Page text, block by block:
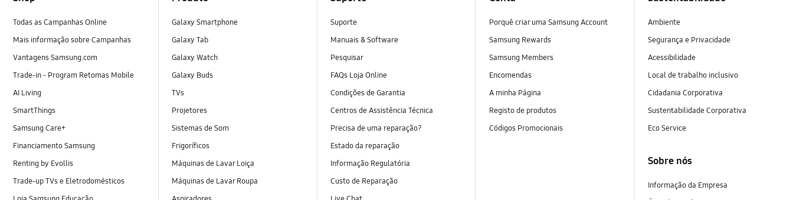
Todas as Campanhas Online
Mais informação sobre Campanhas
Vantagens Samsung.com
Trade-in - Program Retomas Mobile
AI Living
SmartThings
Samsung Care+
Financiamento Samsung
Renting by Evollis
Trade-up TVs e Eletrodomésticos
Galaxy Smartphone
Galaxy Tab
Galaxy Watch
Galaxy Buds
TVs
Projetores
Sistemas de Som
Frigoríficos
Máquinas de Lavar Loiça
Máquinas de Lavar Roupa
Suporte
Manuais & Software
Pesquisar
FAQs Loja Online
Condições de Garantia
Centros de Assistência Técnica
Precisa de uma reparação?
Estado da reparação
Informação Regulatória
Custo de Reparação
Porquê criar uma Samsung Account
Samsung Rewards
Samsung Members
Encomendas
A minha Página
Registo de produtos
Códigos Promocionais
Ambiente
Segurança e Privacidade
Acessibilidade
Local de trabalho inclusivo
Cidadania Corporativa
Sustentabilidade Corporativa
Eco Service
Sobre nós
Informação da Empresa